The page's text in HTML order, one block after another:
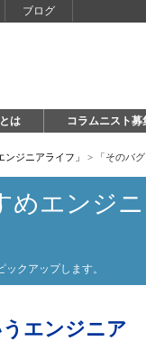
ブログ
は コラムニスト募
ジニアライフ」 > 「そのバ
めエンジニ
クアップします。
エンジニア